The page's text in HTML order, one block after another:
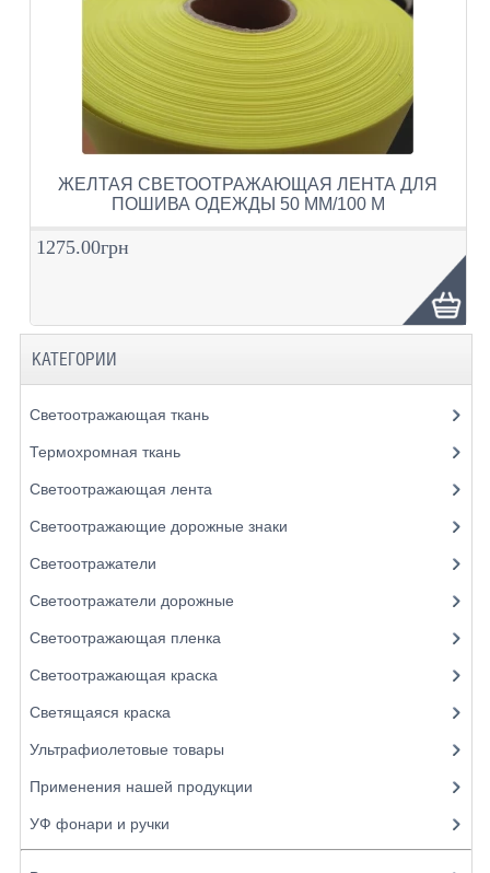
ЖЕЛТАЯ СВЕТООТРАЖАЮЩАЯ ЛЕНТА ДЛЯ
ПОШИВА ОДЕЖДЫ 50 ММ/100 М
1275.00грн
КАТЕГОРИИ
Светоотражающая ткань
Термохромная ткань
Светоотражающая лента
Светоотражающие дорожные знаки
Светоотражатели
Светоотражатели дорожные
Светоотражающая пленка
Светоотражающая краска
Светящаяся краска
Ультрафиолетовые товары
Применения нашей продукции
УФ фонари и ручки